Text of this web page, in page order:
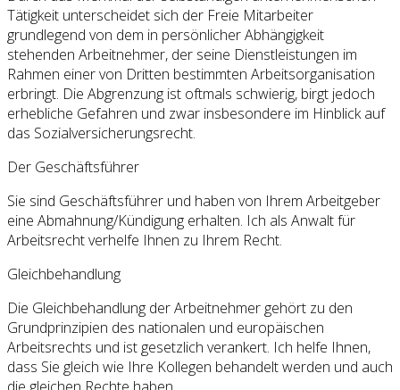
Tätigkeit unterscheidet sich der Freie Mitarbeiter
grundlegend von dem in persönlicher Abhängigkeit
stehenden Arbeitnehmer, der seine Dienstleistungen im
Rahmen einer von Dritten bestimmten Arbeitsorganisation
erbringt. Die Abgrenzung ist oftmals schwierig, birgt jedoch
erhebliche Gefahren und zwar insbesondere im Hinblick auf
das Sozialversicherungsrecht.
Der Geschäftsführer
Sie sind Geschäftsführer und haben von Ihrem Arbeitgeber
eine Abmahnung/Kündigung erhalten. Ich als Anwalt für
Arbeitsrecht verhelfe Ihnen zu Ihrem Recht.
Gleichbehandlung
Die Gleichbehandlung der Arbeitnehmer gehört zu den
Grundprinzipien des nationalen und europäischen
Arbeitsrechts und ist gesetzlich verankert. Ich helfe Ihnen,
dass Sie gleich wie Ihre Kollegen behandelt werden und auch